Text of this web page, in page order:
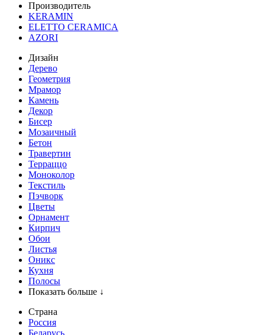
Производитель
KERAMIN
ELETTO CERAMICA
AZORI
Дизайн
Дерево
Геометрия
Мрамор
Камень
Декор
Бисер
Мозаичный
Бетон
Травертин
Терраццо
Моноколор
Текстиль
Пэчворк
Цветы
Орнамент
Кирпич
Обои
Листья
Оникс
Кухня
Полосы
Показать больше ↓
Страна
Россия
Беларусь